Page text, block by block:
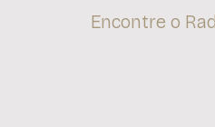
Encontre o